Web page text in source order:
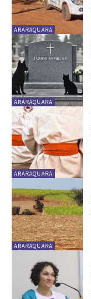
ARARAQUARA
ARARAQUARA
ARARAQUARA
ARARAQUARA